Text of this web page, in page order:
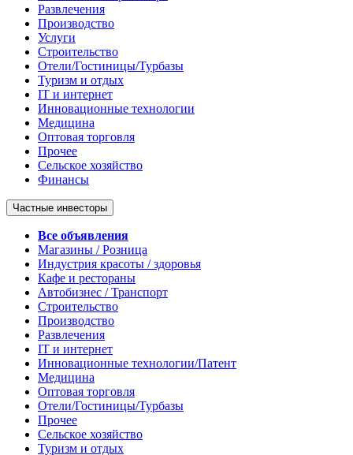
Развлечения
Производство
Услуги
Строительство
Отели/Гостиницы/Турбазы
Туризм и отдых
IT и интернет
Инновационные технологии
Медицина
Оптовая торговля
Прочее
Сельское хозяйство
Финансы
Частные инвесторы
Все объявления
Магазины / Розница
Индустрия красоты / здоровья
Кафе и рестораны
Автобизнес / Транспорт
Строительство
Производство
Развлечения
IT и интернет
Инновационные технологии/Патент
Медицина
Оптовая торговля
Отели/Гостиницы/Турбазы
Прочее
Сельское хозяйство
Туризм и отдых